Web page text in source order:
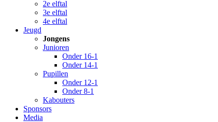
2e elftal
3e elftal
4e elftal
Jeugd
Jongens
Junioren
Onder 16-1
Onder 14-1
Pupillen
Onder 12-1
Onder 8-1
Kabouters
Sponsors
Media